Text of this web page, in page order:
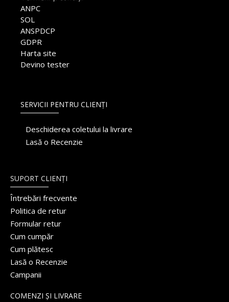
ANPC
SOL
ANSPDCP
GDPR
Harta site
Devino tester
SERVICII PENTRU CLIENȚI
Deschiderea coletului la livrare
Lasă o Recenzie
SUPORT CLIENȚI
Întrebări frecvente
Politica de retur
Formular retur
Cum cumpăr
Cum plătesc
Lasă o Recenzie
Campanii
COMENZI ȘI LIVRARE